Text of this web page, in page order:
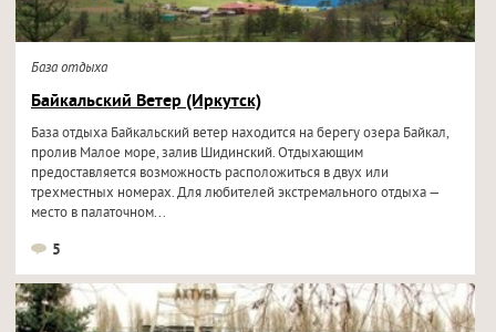
База отдыха
Байкальский Ветер (Иркутск)
База отдыха Байкальский ветер находится на берегу озера Байкал,
пролив Малое море, залив Шидинский. Отдыхающим
предоставляется возможность расположиться в двух или
трехместных номерах. Для любителей экстремального отдыха —
место в палаточном...
5